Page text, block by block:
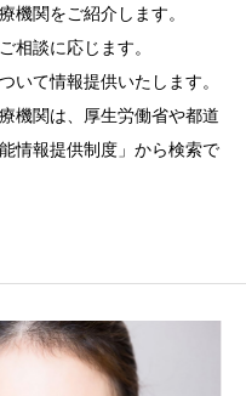
機関をご紹介します。
相談に応じます。
いて情報提供いたします。
機関は、厚生労働省や都道
情報提供制度」から検索で